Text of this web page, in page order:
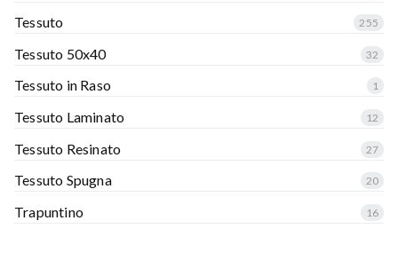
Tessuto 255
Tessuto 50x40 32
Tessuto in Raso 1
Tessuto Laminato 12
Tessuto Resinato 27
Tessuto Spugna 20
Trapuntino 16